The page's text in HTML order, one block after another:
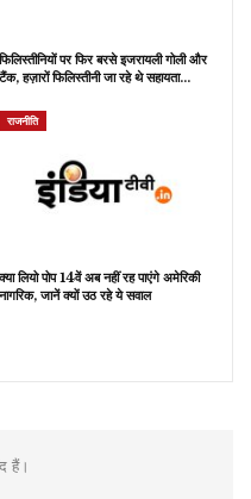
फिलिस्तीनियों पर फिर बरसे इजरायली गोली और
टैंक, हज़ारों फिलिस्तीनी जा रहे थे सहायता…
राजनीति
क्या लियो पोप 14वें अब नहीं रह पाएंगे अमेरिकी
नागरिक, जानें क्यों उठ रहे ये सवाल
हैं।